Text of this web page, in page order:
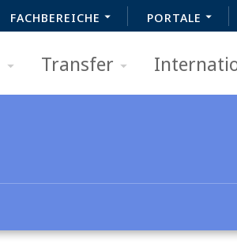
FACHBEREICHE PORTALE
Transfer